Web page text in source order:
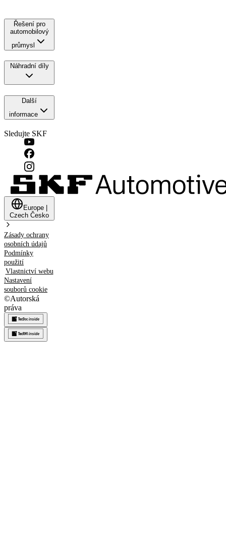
Řešení pro
automobilový
průmysl
Náhradní díly
Další
informace
Sledujte SKF
Europe
Czech Česko
Zásady ochrany
osobních údajů
Podmínky
použití
Vlastnictví webu
Nastavení
souborů cookie
©Autorská
práva